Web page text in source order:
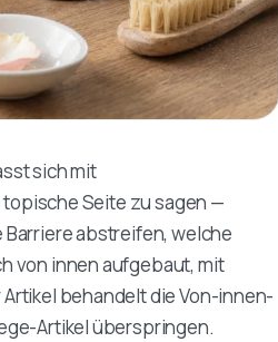
sich mit
Seite zu sagen —
Barriere abstreifen, welche
von innen aufgebaut, mit
behandelt die Von-innen-
Artikel überspringen.